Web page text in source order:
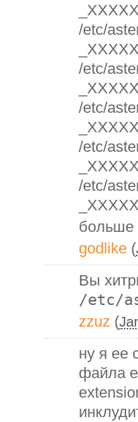
/etc/
/etc/
/etc/
/etc/
/etc/
больше
godlike (
Вы
/etc/
zzuz (
ну я ее
файла